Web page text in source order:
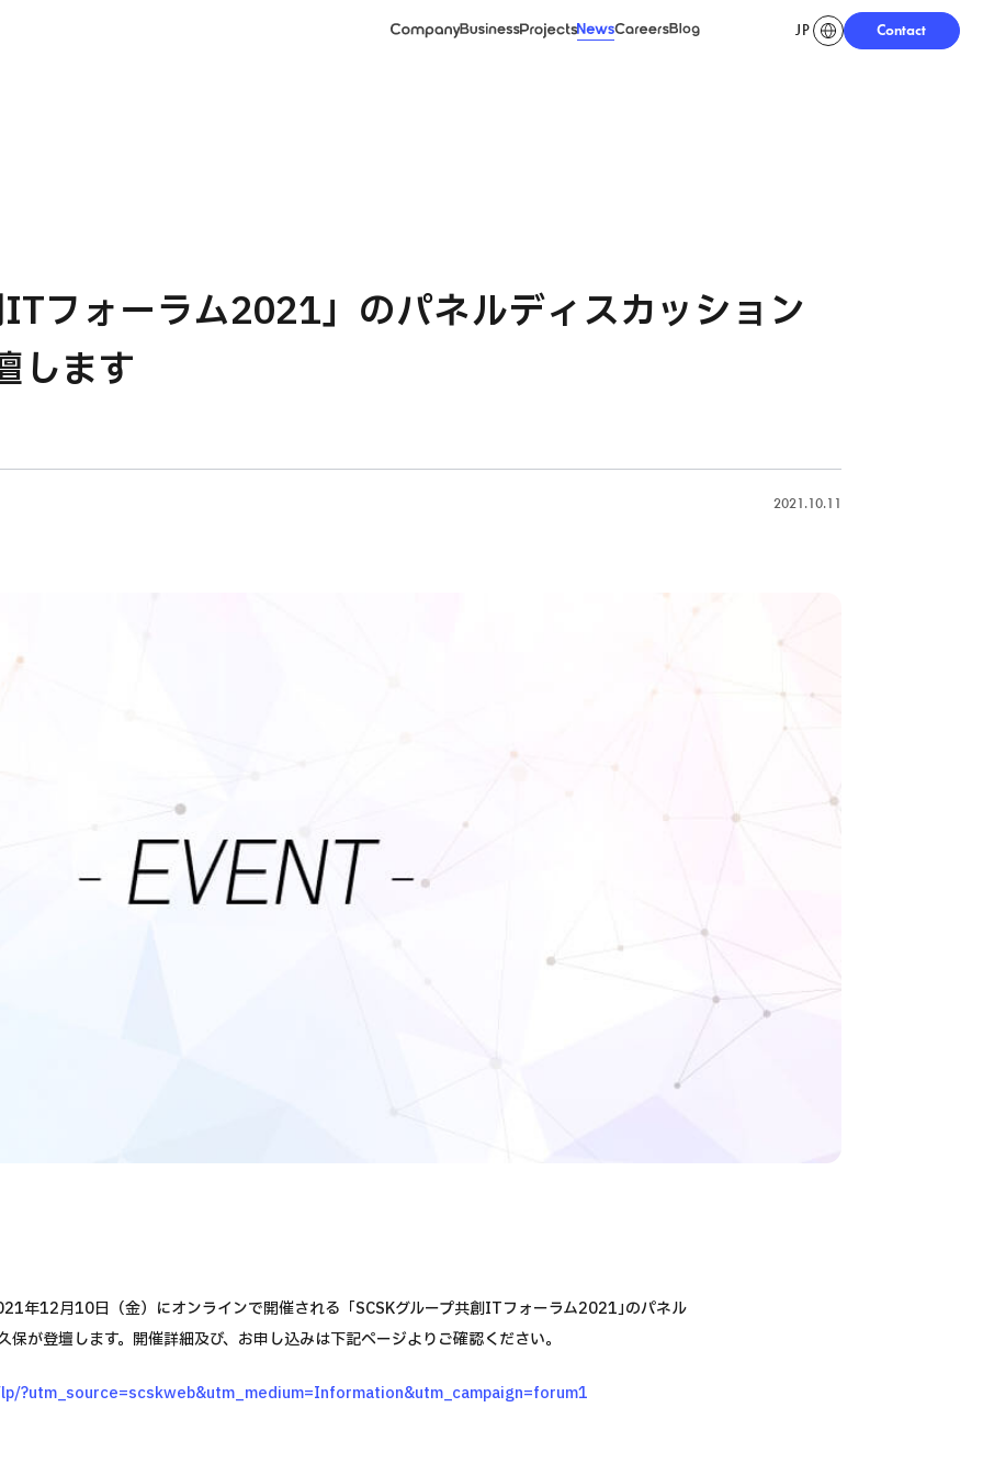
News Careers
JP Contact
フォーラム2021」のパネルディスカッション
します
2021.10.11
年12月10日（金）にオンラインで開催される「SCSKグループ共創ITフォーラム2021｣のパネル
保が登壇します。開催詳細及び、お申し込みは下記ページよりご確認ください。
?utm_source=scskweb&utm_medium=Information&utm_campaign=forum1